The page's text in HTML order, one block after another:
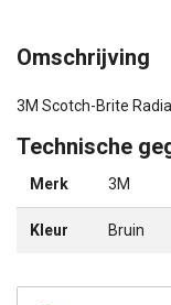
Omschrijving
3M Scotch-Brite
Technische
Merk 3M
Kleur Bruin